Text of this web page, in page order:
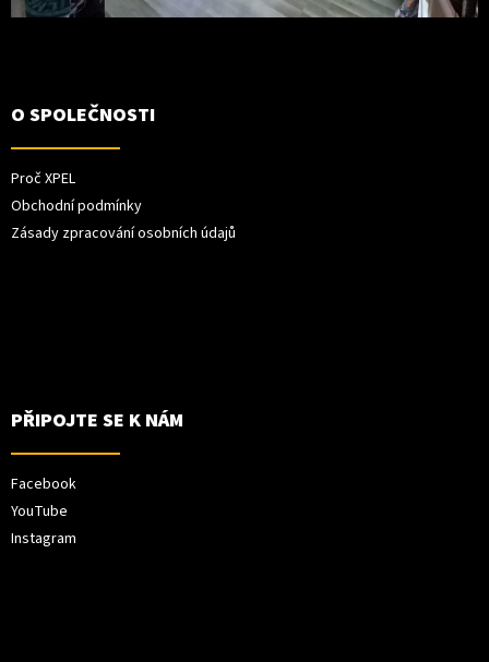
O SPOLEČNOSTI
Proč XPEL
Obchodní podmínky
Zásady zpracování osobních údajů
PŘIPOJTE SE K NÁM
Facebook
YouTube
Instagram